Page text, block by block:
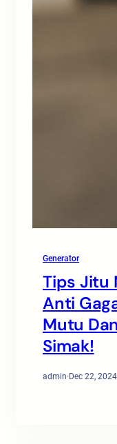
Generator
Tips Jitu
Anti
Mutu
Simak!
admin·Dec 22, 2024